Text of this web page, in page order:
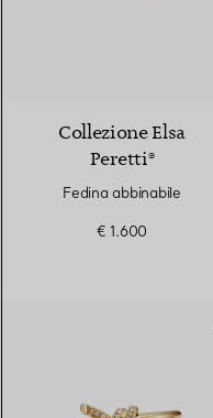
Collezione Elsa
Peretti®
Fedina abbinabile
€ 1.600